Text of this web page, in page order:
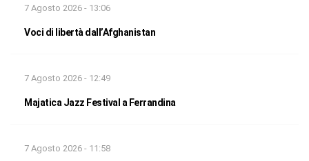
7 Agosto 2026 - 13:06
Voci di libertà dall’Afghanistan
7 Agosto 2026 - 12:49
Majatica Jazz Festival a Ferrandina
7 Agosto 2026 - 11:58